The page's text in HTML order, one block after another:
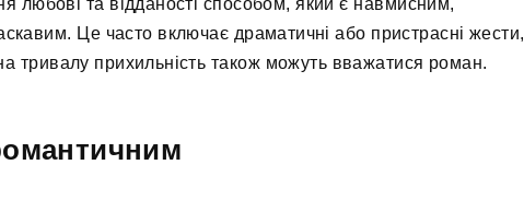
любові та відданості способом, який є навмисним,
Це часто включає драматичні або пристрасні жести,
тривалу прихильність також можуть вважатися роман.